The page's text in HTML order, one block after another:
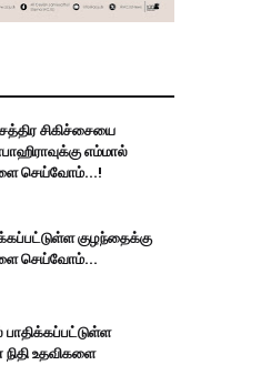
சிகிச்சையை
எம்மால்
செய்வோம்...!
குழந்தைக்கு
செய்வோம்...
பாதிக்கப்பட்டுள்ள
நிதி உதவிகளை